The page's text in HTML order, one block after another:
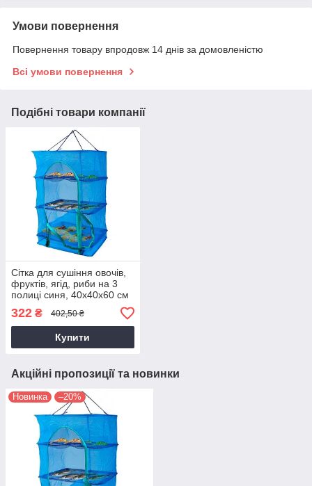
Умови повернення
Повернення товару впродовж 14 днів за домовленістю
Всі умови повернення
Подібні товари компанії
Сітка для сушіння овочів,
фруктів, ягід, риби на 3
полиці синя, 40х40х60 см
(сітка для сушіння риби,
фруктів)
322 ₴ 402,50 ₴
Купити
Акційні пропозиції та новинки
Новинка –20%